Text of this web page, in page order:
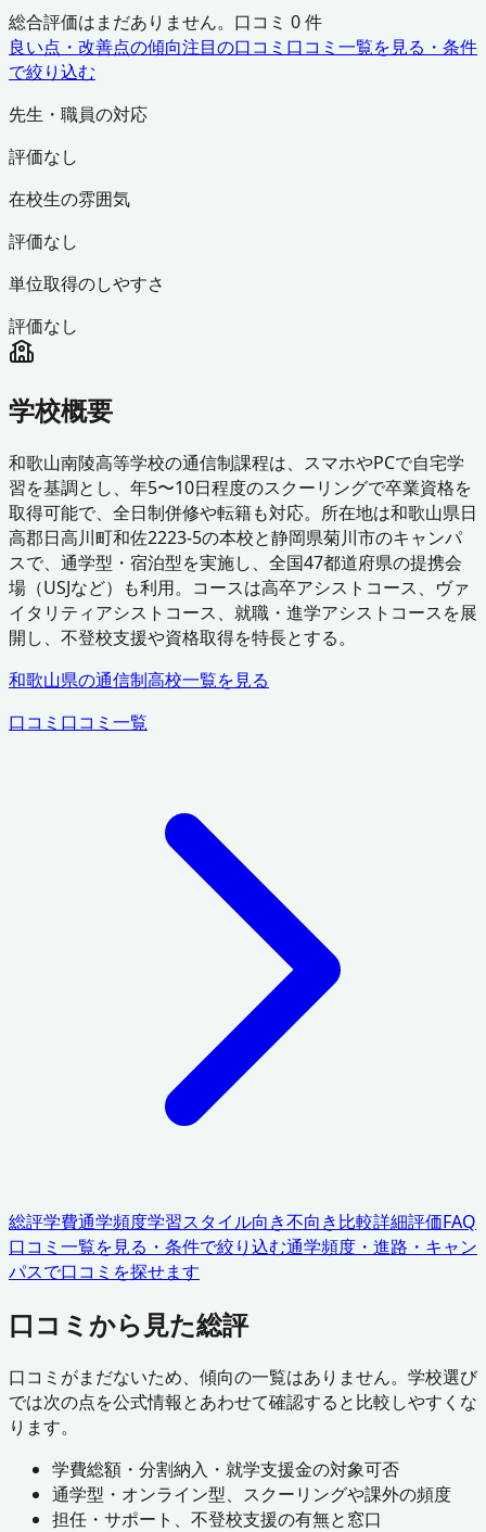
総合評価はまだありません。口コミ 0件
良い点・改善点の傾向注目の口コミ 口コミ一覧を見る・条件
で絞り込む
先生・職員の対応
評価なし
在校生の雰囲気
評価なし
単位取得のしやすさ
評価なし
学校概要
和歌山南陵高等学校の通信制課程は、スマホやPCで自宅学
習を基調とし、年5〜10日程度のスクーリングで卒業資格を
取得可能で、全日制併修や転籍も対応。所在地は和歌山県日
高郡日高川町和佐2223-5の本校と静岡県菊川市のキャンパ
スで、通学型・宿泊型を実施し、全国47都道府県の提携会
場（USJなど）も利用。コースは高卒アシストコース、ヴァ
イタリティアシストコース、就職・進学アシストコースを展
開し、不登校支援や資格取得を特長とする。
和歌山県の通信制高校一覧を見る
口コミ 口コミ一覧
総評学費通学頻度学習スタイル向き不向き比較詳細評価FAQ
口コミ一覧を見る・条件で絞り込む通学頻度・進路・キャン
パスで口コミを探せます
口コミから見た総評
口コミがまだないため、傾向の一覧はありません。学校選び
では次の点を公式情報とあわせて確認すると比較しやすくな
ります。
学費総額・分割納入・就学支援金の対象可否
通学型・オンライン型、スクーリングや課外の頻度
担任・サポート、不登校支援の有無と窓口